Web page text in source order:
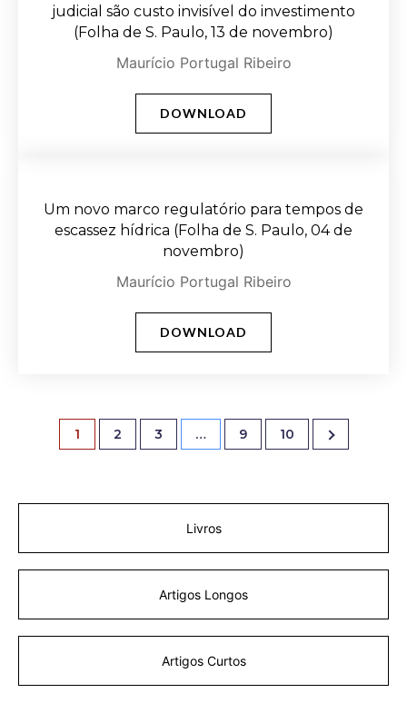
Livros
Artigos Longos
Artigos Curtos
judicial são custo invisível do investimento
(Folha de S. Paulo, 13 de novembro)
Maurício Portugal Ribeiro
DOWNLOAD
Um novo marco regulatório para tempos de
escassez hídrica (Folha de S. Paulo, 04 de
novembro)
Maurício Portugal Ribeiro
DOWNLOAD
1 2 3 … 9 10